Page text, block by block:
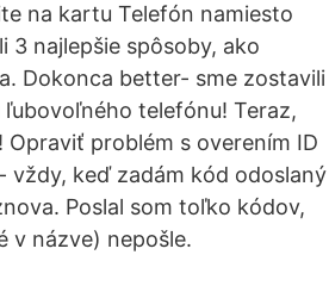
na kartu Telefón namiesto
najlepšie spôsoby, ako
Dokonca better- sme zostavili
telefónu! Teraz,
problém s overením ID
vždy, keď zadám kód odoslaný
Poslal som toľko kódov,
v názve) nepošle.